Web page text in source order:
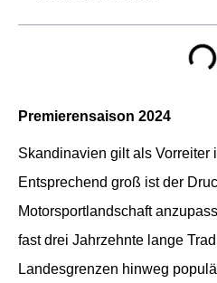
Premierensaison 2024
Skandinavien gilt als Vorreiter
Entsprechend groß ist der
Motorsportlandschaft
fast drei Jahrzehnte lange
Landesgrenzen hinweg